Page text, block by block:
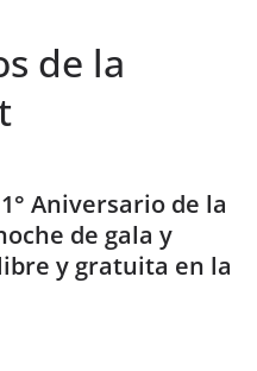
de la
Aniversario de la
de gala y
y gratuita en la